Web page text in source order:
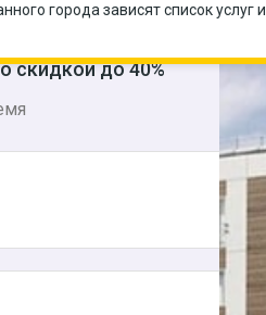
города зависят список услуг и
скидкой до 40%